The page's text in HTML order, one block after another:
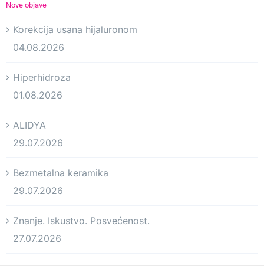
Nove objave
Korekcija usana hijaluronom
04.08.2026
Hiperhidroza
01.08.2026
ALIDYA
29.07.2026
Bezmetalna keramika
29.07.2026
Znanje. Iskustvo. Posvećenost.
27.07.2026